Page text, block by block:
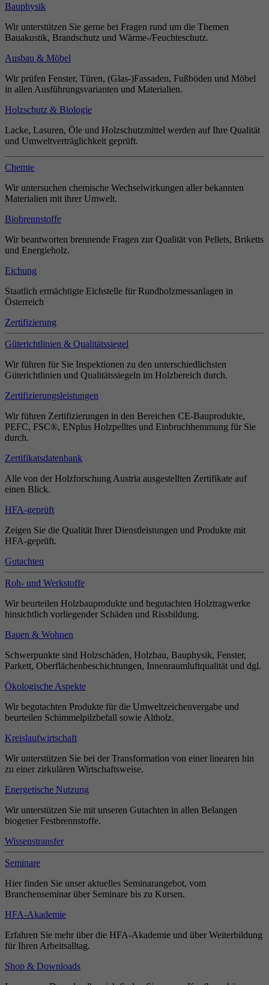
Bauphysik
Wir unterstützen Sie gerne bei Fragen rund um die Themen
Bauakustik, Brandschutz und Wärme-/Feuchteschutz.
Ausbau & Möbel
Wir prüfen Fenster, Türen, (Glas-)Fassaden, Fußböden und Möbel
in allen Ausführungsvarianten und Materialien.
Holzschutz & Biologie
Lacke, Lasuren, Öle und Holzschutzmittel werden auf Ihre Qualität
und Umweltverträglichkeit geprüft.
Chemie
Wir untersuchen chemische Wechselwirkungen aller bekannten
Materialien mit ihrer Umwelt.
Biobrennstoffe
Wir beantworten brennende Fragen zur Qualität von Pellets, Briketts
und Energieholz.
Eichung
Staatlich ermächtigte Eichstelle für Rundholzmessanlagen in
Österreich
Zertifizierung
Güterichtlinien & Qualitätssiegel
Wir führen für Sie Inspektionen zu den unterschiedlichsten
Güterichtlinien und Qualitätssiegeln im Holzbereich durch.
Zertifizierungsleistungen
Wir führen Zertifizierungen in den Bereichen CE-Bauprodukte,
PEFC, FSC®, ENplus Holzpelltes und Einbruchhemmung für Sie
durch.
Zertifikatsdatenbank
Alle von der Holzforschung Austria ausgestellten Zertifikate auf
einen Blick.
HFA-geprüft
Zeigen Sie die Qualität Ihrer Dienstleistungen und Produkte mit
HFA-geprüft.
Gutachten
Roh- und Werkstoffe
Wir beurteilen Holzbauprodukte und begutachten Holztragwerke
hinsichtlich vorliegender Schäden und Rissbildung.
Bauen & Wohnen
Schwerpunkte sind Holzschäden, Holzbau, Bauphysik, Fenster,
Parkett, Oberflächenbeschichtungen, Innenraumluftqualität und dgl.
Ökologische Aspekte
Wir begutachten Produkte für die Umweltzeichenvergabe und
beurteilen Schimmelpilzbefall sowie Altholz.
Kreislaufwirtschaft
Wir unterstützen Sie bei der Transformation von einer linearen hin
zu einer zirkulären Wirtschaftsweise.
Energetische Nutzung
Wir unterstützen Sie mit unseren Gutachten in allen Belangen
biogener Festbrennstoffe.
Wissenstransfer
Seminare
Hier finden Sie unser aktuelles Seminarangebot, vom
Branchenseminar über Seminare bis zu Kursen.
HFA-Akademie
Erfahren Sie mehr über die HFA-Akademie und über Weiterbildung
für Ihren Arbeitsalltag.
Shop & Downloads